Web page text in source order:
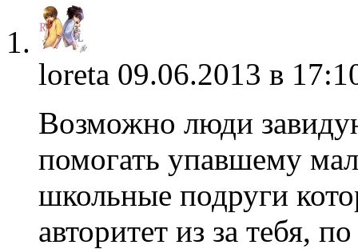
loreta 09.06.2013 в
Возможно люди
помогать упавшему
школьные подруги
авторитет из за тебя,